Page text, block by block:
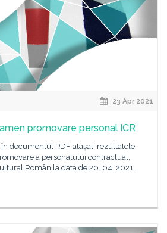
23 Apr 2021
promovare personal ICR
documentul PDF atașat, rezultatele
a personalului contractual,
Român la data de 20. 04. 2021.